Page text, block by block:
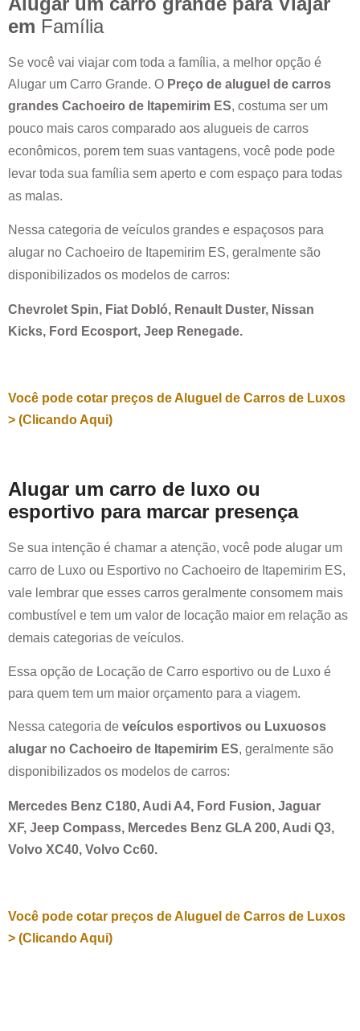
em Família
Se você vai viajar com toda a família, a melhor opção é
Alugar um Carro Grande. O Preço de aluguel de carros
grandes Cachoeiro de Itapemirim ES, costuma ser um
pouco mais caros comparado aos alugueis de carros
econômicos, porem tem suas vantagens, você pode pode
levar toda sua família sem aperto e com espaço para todas
as malas.
Nessa categoria de veículos grandes e espaçosos para
alugar no Cachoeiro de Itapemirim ES, geralmente são
disponibilizados os modelos de carros:
Chevrolet Spin, Fiat Dobló, Renault Duster, Nissan
Kicks, Ford Ecosport, Jeep Renegade.
Você pode cotar preços de Aluguel de Carros de Luxos
> (Clicando Aqui)
Alugar um carro de luxo ou
esportivo para marcar presença
Se sua intenção é chamar a atenção, você pode alugar um
carro de Luxo ou Esportivo no Cachoeiro de Itapemirim ES,
vale lembrar que esses carros geralmente consomem mais
combustível e tem um valor de locação maior em relação as
demais categorias de veículos.
Essa opção de Locação de Carro esportivo ou de Luxo é
para quem tem um maior orçamento para a viagem.
Nessa categoria de veículos esportivos ou Luxuosos
alugar no Cachoeiro de Itapemirim ES, geralmente são
disponibilizados os modelos de carros:
Mercedes Benz C180, Audi A4, Ford Fusion, Jaguar
XF, Jeep Compass, Mercedes Benz GLA 200, Audi Q3,
Volvo XC40, Volvo Cc60.
Você pode cotar preços de Aluguel de Carros de Luxos
> (Clicando Aqui)